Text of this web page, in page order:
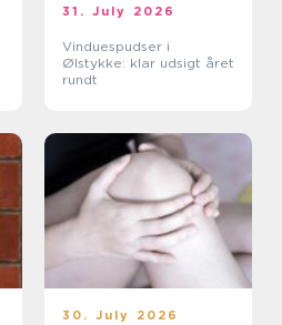
31. July 2026
Vinduespudser i
Ølstykke: klar udsigt året
rundt
30. July 2026